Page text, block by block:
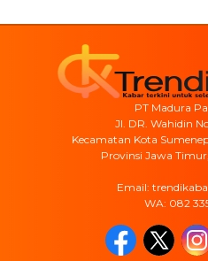
PT Madura
Jl. DR. Wahidin
Kecamatan Kota
Provinsi Jawa
Email:
WA: 082